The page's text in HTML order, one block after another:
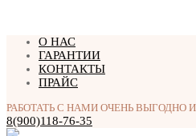
Перейти
содержимому
О НАС
ГАРАНТИИ
КОНТАКТЫ
ПРАЙС
РАБОТАТЬ С НАМИ ОЧЕНЬ ВЫГОДНО
8(900)118-76-35